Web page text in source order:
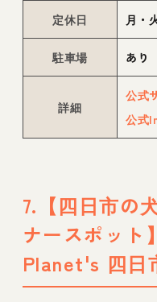
定休日 月・
駐車場 あり
詳細
公式
公式
7.【四日市の
ナースポット
Planet's 四日